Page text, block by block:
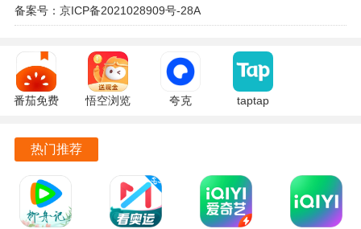
【个性化推荐，智能推荐】
根据用户的观看历史和喜好，为用户推荐个性化的短剧内
容，让用户更加轻松地找到自己喜欢的短剧。
操作简单，竖屏体验，支持滑动切换和选集播放，给你带来
软件亮点
备案号：京ICP备2021028909号-28A
番茄免费
7.2.9.32
安卓版
悟空浏览
安卓版
夸克
taptap
热门推荐